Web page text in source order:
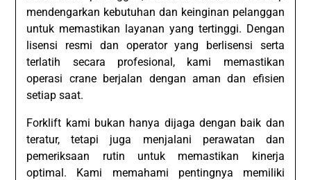
mendengarkan kebutuhan dan keinginan pelanggan
untuk memastikan layanan yang tertinggi. Dengan
lisensi resmi dan operator yang berlisensi serta
terlatih secara profesional, kami memastikan
operasi crane berjalan dengan aman dan efisien
setiap saat.
Forklift kami bukan hanya dijaga dengan baik dan
teratur, tetapi juga menjalani perawatan dan
pemeriksaan rutin untuk memastikan kinerja
optimal. Kami memahami pentingnya memiliki